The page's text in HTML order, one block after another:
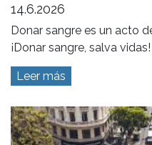
14.6.2026
Donar sangre es un acto
¡Donar sangre, salva vidas!
Leer más